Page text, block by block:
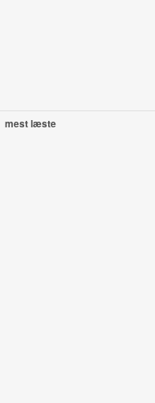
mest læste